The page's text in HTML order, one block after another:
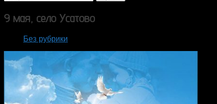
9 мая, село Усатово
Без рубрики